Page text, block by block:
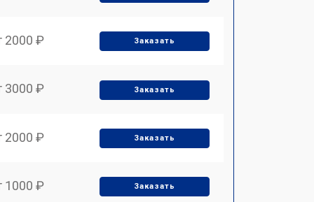
2000 ₽ Заказать
3000 ₽ Заказать
2000 ₽ Заказать
1000 ₽ Заказать